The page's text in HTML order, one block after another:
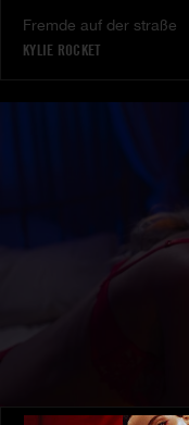
Fremde auf der straße
KYLIE ROCKET